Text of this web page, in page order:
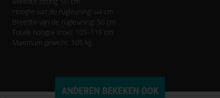
Hoogte van de rugleuning: 64 cm
Breedte van de rugleuning: 50 cm
Totale hoogte stoel: 105–115 cm
Maximum gewicht: 105 kg
ANDEREN BEKEKEN OOK